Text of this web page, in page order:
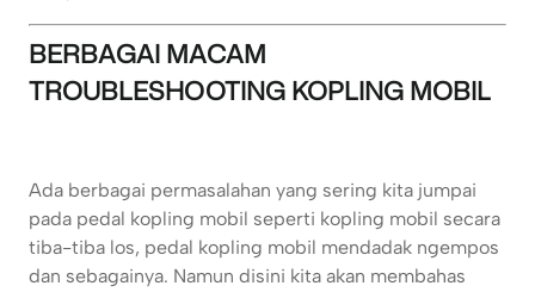
BERBAGAI MACAM
TROUBLESHOOTING KOPLING MOBIL
Ada berbagai permasalahan yang sering kita jumpai
pada pedal kopling mobil seperti kopling mobil secara
tiba-tiba los, pedal kopling mobil mendadak ngempos
dan sebagainya. Namun disini kita akan membahas